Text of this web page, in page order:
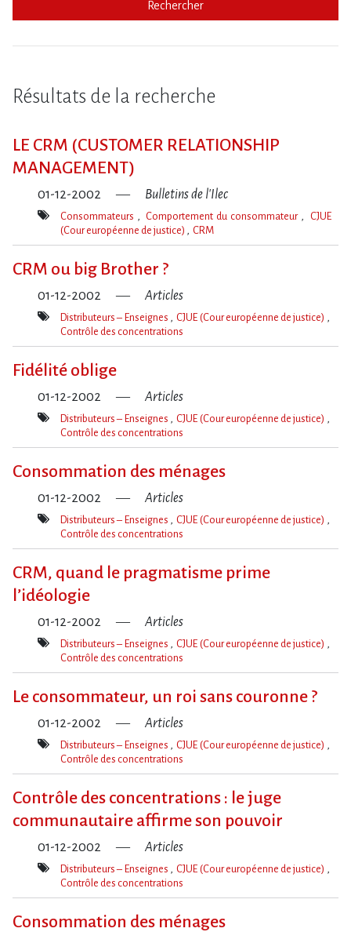
Rechercher
Résultats de la recherche
LE CRM (CUSTOMER RELATIONSHIP
MANAGEMENT)
01-12-2002 Bulletins de l'Ilec
Mot(s)-
Consommateurs Comportement du consommateur
CJUE
(Cour européenne de justice)
CRM
CRM ou big Brother ?
01-12-2002 Articles
Mot(s)-
Distributeurs – Enseignes
CJUE (Cour européenne de justice)
Contrôle des concentrations
Fidélité oblige
01-12-2002 Articles
Mot(s)-
Distributeurs – Enseignes
CJUE (Cour européenne de justice)
Contrôle des concentrations
Consommation des ménages
01-12-2002 Articles
Mot(s)-
Distributeurs – Enseignes
CJUE (Cour européenne de justice)
Contrôle des concentrations
CRM, quand le pragmatisme prime
l’idéologie
01-12-2002 Articles
Mot(s)-
Distributeurs – Enseignes
CJUE (Cour européenne de justice)
Contrôle des concentrations
Le consommateur, un roi sans couronne ?
01-12-2002 Articles
Mot(s)-
Distributeurs – Enseignes
CJUE (Cour européenne de justice)
Contrôle des concentrations
Contrôle des concentrations : le juge
communautaire affirme son pouvoir
01-12-2002 Articles
Mot(s)-
Distributeurs – Enseignes
CJUE (Cour européenne de justice)
Contrôle des concentrations
Consommation des ménages